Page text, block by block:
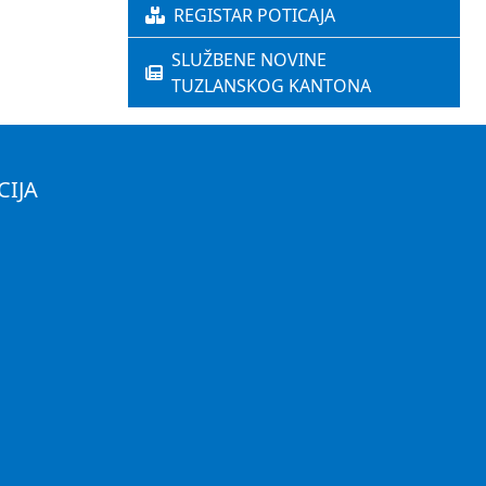
REGISTAR POTICAJA
SLUŽBENE NOVINE
TUZLANSKOG KANTONA